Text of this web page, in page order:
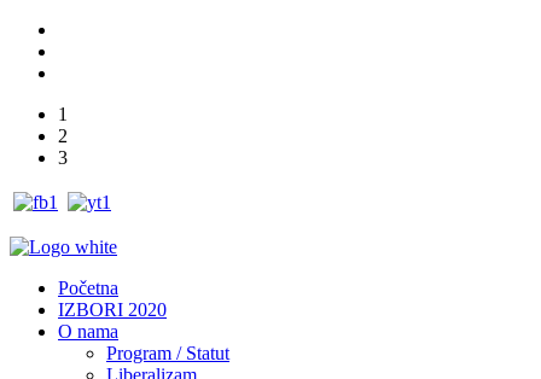
1
2
3
Početna
IZBORI 2020
O nama
Program / Statut
Liberalizam